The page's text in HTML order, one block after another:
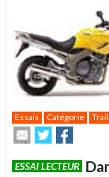
Essais Catégorie Trail
Envoyer
cet
à
Partager
sur
sur
ESSAI LECTEUR